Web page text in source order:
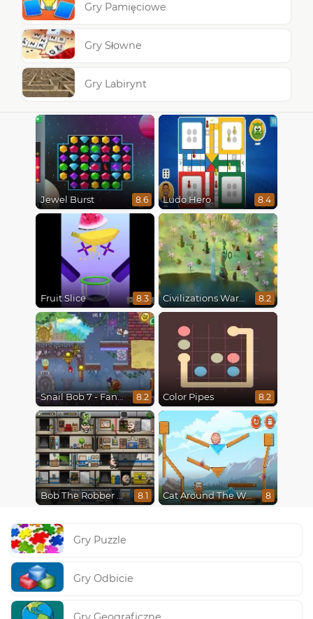
Gry Pamięciowe
Gry Słowne
Gry Labirynt
Jewel Burst 8.6 Ludo Hero 8.4
Fruit Slice 8.3 Civilizations Wars Master Edition 8.2
Snail Bob 7 - Fantasy Story 8.2 Color Pipes 8.2
Bob The Robber 4: Season 2 Russia 8.1 Cat Around The World 8
Gry Puzzle
Gry Odbicie